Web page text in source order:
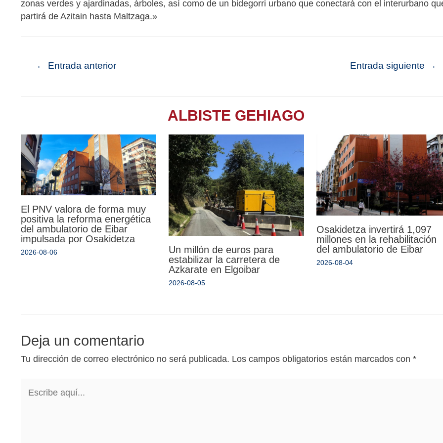
zonas verdes y ajardinadas, árboles, así como de un bidegorri urbano que conectará con el interurbano
partirá de Azitain hasta Maltzaga.»
← Entrada anterior Entrada siguiente →
ALBISTE GEHIAGO
El PNV valora de forma muy
positiva la reforma energética
del ambulatorio de Eibar
impulsada por Osakidetza
2026-08-06
Un millón de euros para
estabilizar la carretera de
Azkarate en Elgoibar
2026-08-05
Osakidetza invertirá 1,097
millones en la rehabilitación
del ambulatorio de Eibar
2026-08-04
Deja un comentario
Tu dirección de correo electrónico no será publicada. Los campos obligatorios están marcados con *